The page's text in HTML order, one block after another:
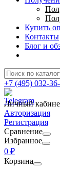
Купить
Контакты
Блог и
+7 (495) 032-
Личный
Авторизация
Регистрация
Сравнение
Избранное
0 ₽
Корзина